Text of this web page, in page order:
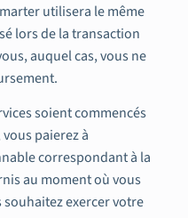
utilisera le même
lors de la transaction
auquel cas, vous ne
soient commencés
paierez à
correspondant à la
au moment où vous
exercer votre